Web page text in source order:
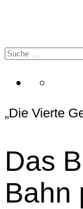
„Die Vierte
Das
Bahn